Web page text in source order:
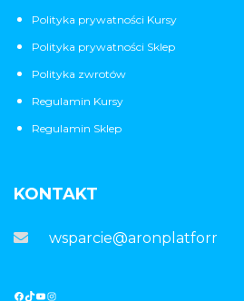
Polityka prywatności Kursy
Polityka prywatności Sklep
Polityka zwrotów
Regulamin Kursy
Regulamin Sklep
KONTAKT
wsparcie@aronplatforma.pl